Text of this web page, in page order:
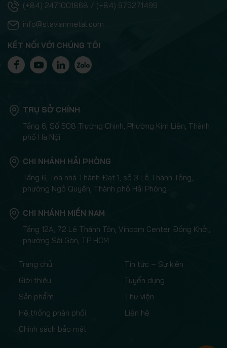
(+84) 2471001868 / (+84) 975271499
info@stavianmetal.com
KẾT NỐI VỚI CHÚNG TÔI
TRỤ SỞ CHÍNH
Tầng 6, Số 508 Trường Chinh, Phường Kim Liên, Thành
phố Hà Nội
CHI NHÁNH HẢI PHÒNG
Tầng 6, Toà nhà Thành Đạt 1, số 3 Lê Thành Tông,
phường Ngô Quyền, Thành phố Hải Phòng
CHI NHÁNH MIỀN NAM
Tầng 12A, 72 Lê Thánh Tôn, Vincom Center Đồng Khởi,
phường Sài Gòn, TP HCM
Trang chủ
Giới thiệu
Sản phẩm
Hệ thống phân phối
Chính sách bảo mật
Tin tức – Sự kiện
Tuyển dụng
Thư viện
Liên hệ